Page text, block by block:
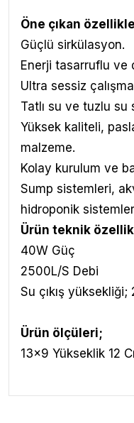
Öne çıkan
Güçlü sirkülasyon.
Enerji tasarruflu ve
Ultra sessiz
Tatlı su ve tuzlu
Yüksek kaliteli,
malzeme.
Kolay kurulum ve
Sump sistemleri,
hidroponik
Ürün teknik
40W Güç
2500L/S Debi
Su çıkış
Ürün ölçüleri;
13x9 Yükseklik 12